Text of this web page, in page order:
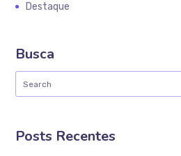
Destaque
Busca
Posts Recentes